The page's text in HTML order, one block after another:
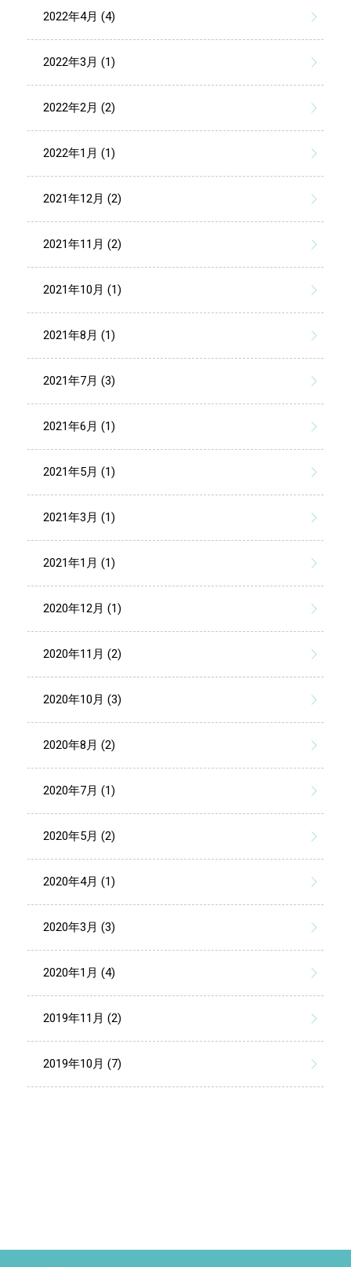
2022年4月 (4)
2022年3月 (1)
2022年2月 (2)
2022年1月 (1)
2021年12月 (2)
2021年11月 (2)
2021年10月 (1)
2021年8月 (1)
2021年7月 (3)
2021年6月 (1)
2021年5月 (1)
2021年3月 (1)
2021年1月 (1)
2020年12月 (1)
2020年11月 (2)
2020年10月 (3)
2020年8月 (2)
2020年7月 (1)
2020年5月 (2)
2020年4月 (1)
2020年3月 (3)
2020年1月 (4)
2019年11月 (2)
2019年10月 (7)